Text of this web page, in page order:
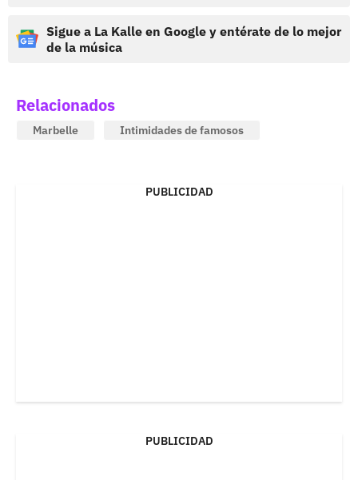
Sigue a La Kalle en Google y entérate de lo mejor
de la música
Relacionados
Marbelle Intimidades de famosos
PUBLICIDAD
PUBLICIDAD